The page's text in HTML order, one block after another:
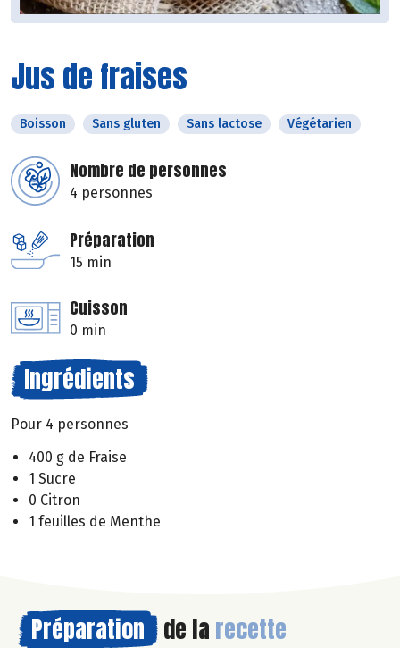
Jus de fraises
Boisson Sans gluten Sans lactose Végétarien
Nombre de personnes
4 personnes
Préparation
15 min
Cuisson
0 min
Ingrédients
Pour 4 personnes
400 g de Fraise
1 Sucre
0 Citron
1 feuilles de Menthe
Préparation de la recette